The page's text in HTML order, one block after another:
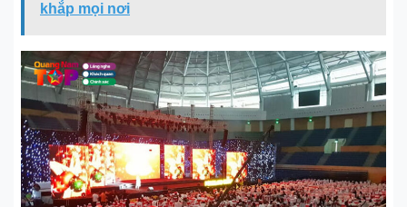
khắp mọi nơi